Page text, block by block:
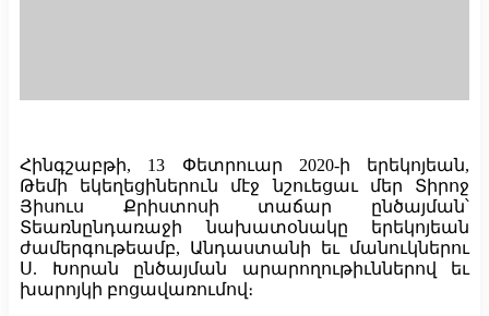
Հինգշաբթի, 13 Փետրուար 2020-ի երեկոյեան,
Թեմի եկեղեցիներուն մէջ նշուեցաւ մեր Տիրոջ
Յիսուս Քրիստոսի տաճար ընծայման՝
Տեառնընդառաջի նախատօնակը երեկոյեան
ժամերգութեամբ, Անդաստանի եւ մանուկներու
Ս. Խորան ընծայման արարողութիւններով եւ
խարոյկի բոցավառումով։